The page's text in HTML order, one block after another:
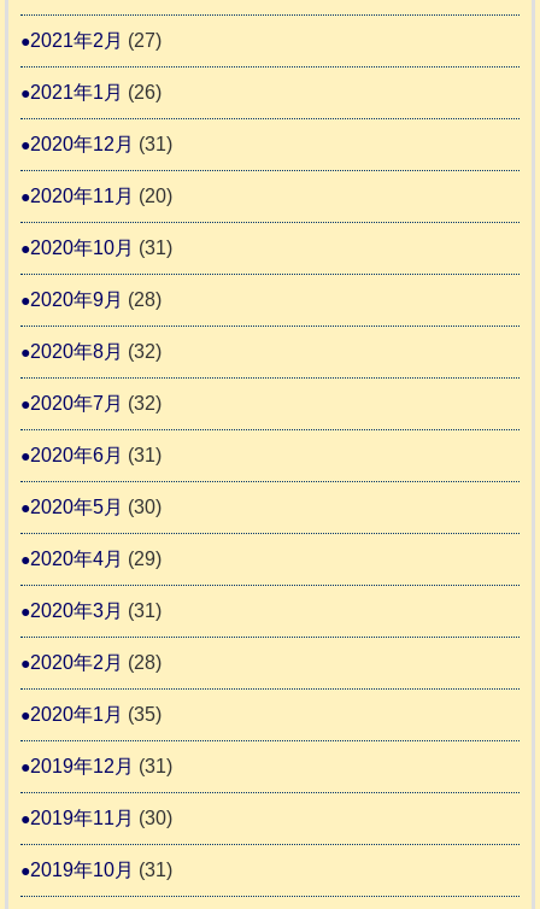
2021年2月 (27)
2021年1月 (26)
2020年12月 (31)
2020年11月 (20)
2020年10月 (31)
2020年9月 (28)
2020年8月 (32)
2020年7月 (32)
2020年6月 (31)
2020年5月 (30)
2020年4月 (29)
2020年3月 (31)
2020年2月 (28)
2020年1月 (35)
2019年12月 (31)
2019年11月 (30)
2019年10月 (31)